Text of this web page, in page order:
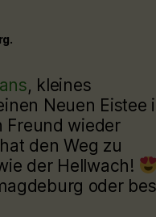
, kleines
Neuen Eistee
Freund wieder
den Weg zu
der Hellwach!
oder